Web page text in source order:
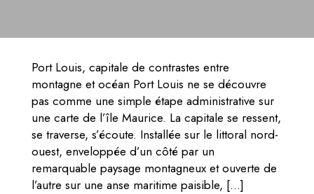
Port Louis, capitale de contrastes entre
montagne et océan Port Louis ne se découvre
pas comme une simple étape administrative sur
une carte de l’île Maurice. La capitale se ressent,
se traverse, s’écoute. Installée sur le littoral nord-
ouest, enveloppée d’un côté par un
remarquable paysage montagneux et ouverte de
l’autre sur une anse maritime paisible, […]